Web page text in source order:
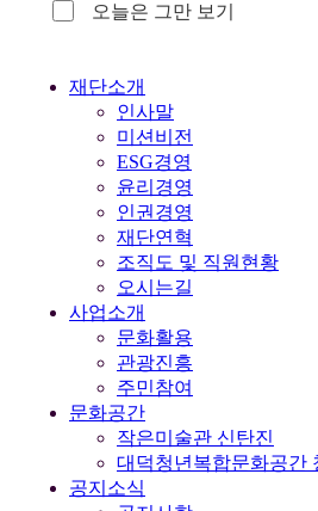
오늘은 그만 보기
재단소개
인사말
미션비전
ESG경영
윤리경영
인권경영
재단연혁
조직도 및 직원현황
오시는길
사업소개
문화활용
관광진흥
주민참여
문화공간
작은미술관 신탄진
대덕청년복합문화공간
공지소식